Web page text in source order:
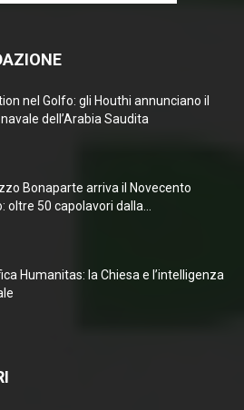
nel Golfo: gli Houthi annunciano il
dell’Arabia Saudita
Bonaparte arriva il Novecento
oltre 50 capolavori dalla...
Humanitas: la Chiesa e l’intelligenza